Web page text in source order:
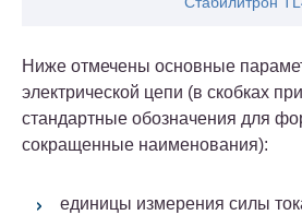
Ниже отмечены основные
электрической цепи (в скобках
стандартные обозначения для
сокращенные наименования):
единицы измерения силы